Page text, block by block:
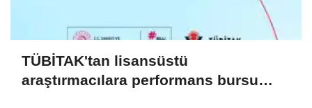
TÜBİTAK'tan lisansüstü
araştırmacılara performans bursu